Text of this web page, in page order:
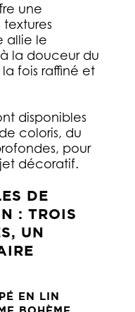
une
allie le
la douceur du
fois raffiné et
disponibles
coloris, du
pour
décoratif.
DE
: TROIS
UN
EN LIN